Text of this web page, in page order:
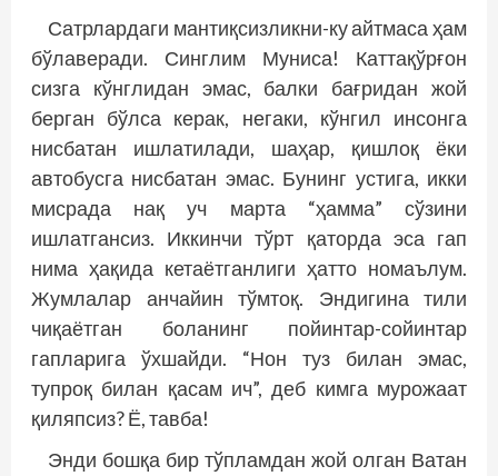
Сатрлардаги мантиқсизликни-ку айтмаса ҳам
бўлаверади. Синглим Муниса! Каттақўрғон
сизга кўнглидан эмас, балки бағридан жой
берган бўлса керак, негаки, кўнгил инсонга
нисбатан ишлатилади, шаҳар, қишлоқ ёки
автобусга нисбатан эмас. Бунинг устига, икки
мисрада нақ уч марта “ҳамма” сўзини
ишлатгансиз. Иккинчи тўрт қаторда эса гап
нима ҳақида кетаётганлиги ҳатто номаълум.
Жумлалар анчайин тўмтоқ. Эндигина тили
чиқаётган боланинг пойинтар-сойинтар
гапларига ўхшайди. “Нон туз билан эмас,
тупроқ билан қасам ич”, деб кимга мурожаат
қиляпсиз? Ё, тавба!
Энди бошқа бир тўпламдан жой олган Ватан